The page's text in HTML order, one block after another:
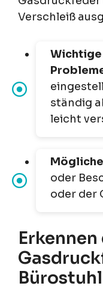
Verschleiß
Wichtige
ständig
leicht
oder
oder der
Bürostuhl